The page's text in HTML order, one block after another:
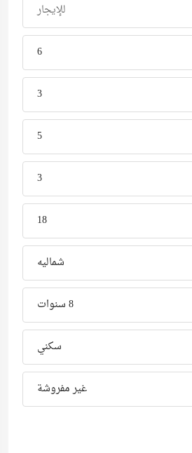
للإيجار
6
3
5
3
18
شماليه
8 سنوات
سكني
غير مفروشة